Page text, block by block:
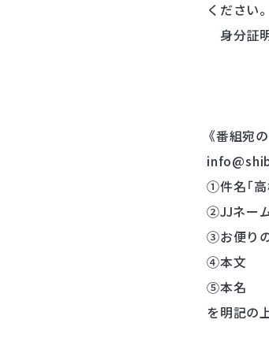
ください。
身分証
《番組宛
①件名「
②JJネーム
③お便り
④本文
⑤本名
を明記の